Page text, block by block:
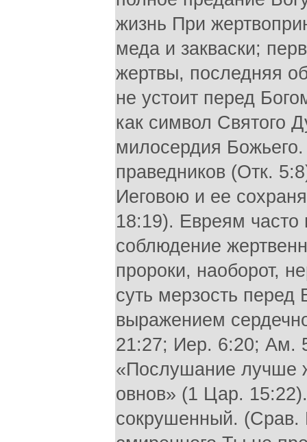
жизнь При
меда и закваски;
жертвы, последняя
не устоит перед
как символ Святого
милосердия
праведников (Отк.
Иеговою и ее
18:19). Евреям
соблюдение
пророки, наоборот,
суть мерзость
выражением
21:27; Иер. 6:20; Ам.
«Послушание лучше
овнов» (1 Цар.
сокрушенный. (Срав.